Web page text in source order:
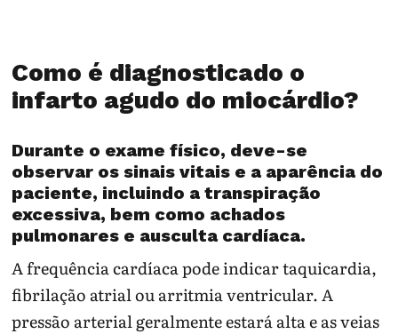
Como é diagnosticado o
infarto agudo do miocárdio?
Durante o exame físico, deve-se
observar os sinais vitais e a aparência do
paciente, incluindo a transpiração
excessiva, bem como achados
pulmonares e ausculta cardíaca.
A frequência cardíaca pode indicar taquicardia,
fibrilação atrial ou arritmia ventricular. A
pressão arterial geralmente estará alta e as veias